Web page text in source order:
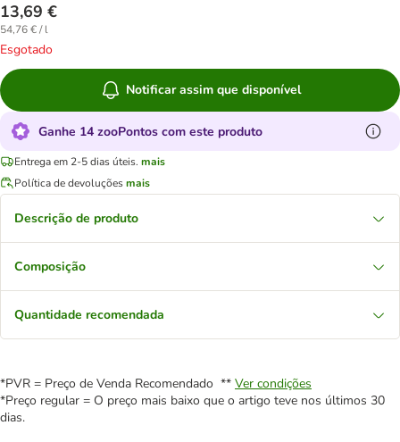
13,69 €
54,76 € / l
Esgotado
Notificar assim que disponível
Ganhe 14 zooPontos com este produto
Entrega em 2-5 dias úteis. mais
Política de devoluçõesmais
Descrição de produto
Composição
Quantidade recomendada
*PVR = Preço de Venda Recomendado ** Ver condições
*Preço regular = O preço mais baixo que o artigo teve nos últimos 30
dias.